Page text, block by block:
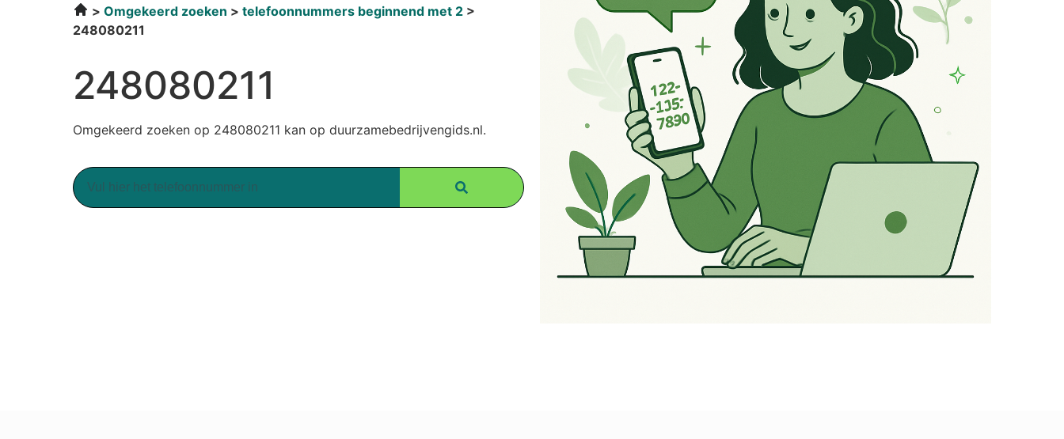
Omgekeerd zoeken
telefoonnummers beginnend met 2
248080211
248080211
Omgekeerd zoeken op 248080211 kan op duurzamebedrijvengids.nl.